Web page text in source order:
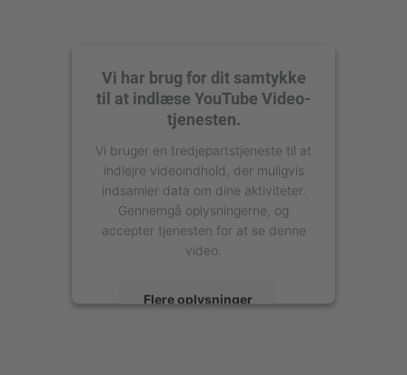
Vi har brug for dit samtykke
til at indlæse YouTube Video-
tjenesten.
Vi bruger en tredjepartstjeneste til at
indlejre videoindhold, der muligvis
indsamler data om dine aktiviteter.
Gennemgå oplysningerne, og
accepter tjenesten for at se denne
video.
Flere oplysninger